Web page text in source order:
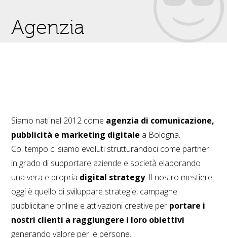
Agenzia
Siamo nati nel 2012 come agenzia di comunicazione,
pubblicità e marketing digitale a Bologna.
Col tempo ci siamo evoluti strutturandoci come partner
in grado di supportare aziende e società elaborando
una vera e propria digital strategy. Il nostro mestiere
oggi è quello di sviluppare strategie, campagne
pubblicitarie online e attivazioni creative per portare i
nostri clienti a raggiungere i loro obiettivi
generando valore per le persone.